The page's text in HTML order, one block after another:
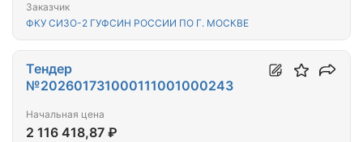
Заказчик
ФКУ СИЗО-2 ГУФСИН РОССИИ ПО Г. МОСКВЕ
Тендер
№202601731000111001000243
Начальная цена
2 116 418,87 ₽